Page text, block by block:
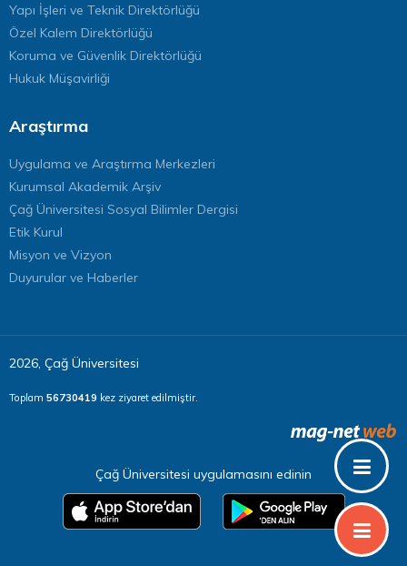
Yapı İşleri ve Teknik Direktörlüğü
Özel Kalem Direktörlüğü
Koruma ve Güvenlik Direktörlüğü
Hukuk Müşavirliği
Araştırma
Uygulama ve Araştırma Merkezleri
Kurumsal Akademik Arşiv
Çağ Üniversitesi Sosyal Bilimler Dergisi
Etik Kurul
Misyon ve Vizyon
Duyurular ve Haberler
2026, Çağ Üniversitesi
Toplam 56730419 kez ziyaret edilmiştir.
Çağ Üniversitesi uygulamasını edinin